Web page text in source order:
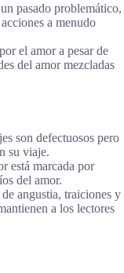
pasado problemático,
a menudo
el amor a pesar de
del amor mezcladas
son defectuosos pero
su viaje.
está marcada por
del amor.
angustia, traiciones y
a los lectores